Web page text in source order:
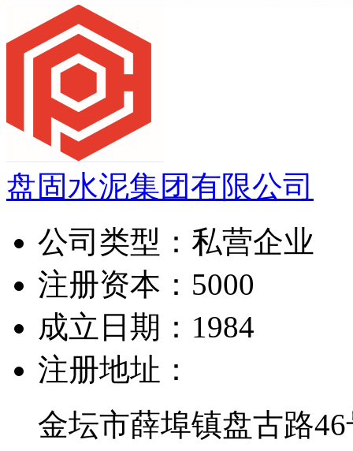
盘固水泥集团有限公司
公司类型： 私营企业
注册资本： 5000
成立日期： 1984
注册地址：
金坛市薛埠镇盘古路46